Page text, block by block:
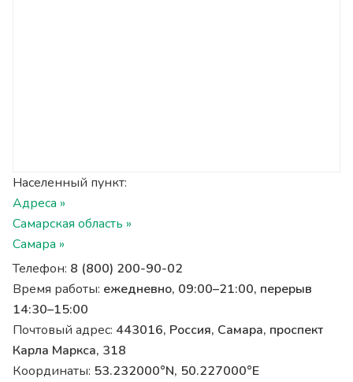
Населенный пункт:
Адреса »
Самарская область »
Самара »
Телефон: 8 (800) 200-90-02
Время работы: ежедневно, 09:00–21:00, перерыв
14:30–15:00
Почтовый адрес: 443016, Россия, Самара, проспект
Карла Маркса, 318
Координаты: 53.232000°N, 50.227000°E